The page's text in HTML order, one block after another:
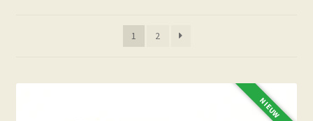
1
2
NIEUW